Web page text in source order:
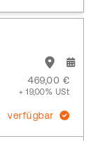
469,00 €
+ 19,00% USt
verfügbar